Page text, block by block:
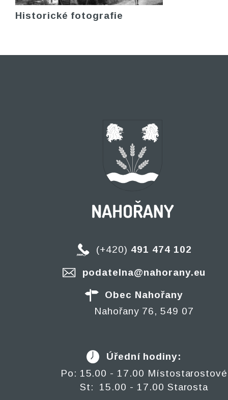
Historické fotografie
(+420) 491 474 102
podatelna@nahorany.eu
Obec Nahořany
Nahořany 76, 549 07
Úřední hodiny:
Po: 15.00 - 17.00 Místostarostové
St: 15.00 - 17.00 Starosta